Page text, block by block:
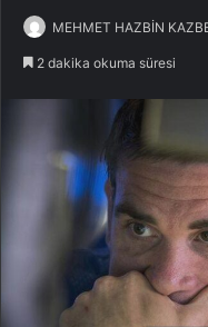
MEHMET HAZBİN
2 dakika okuma süresi